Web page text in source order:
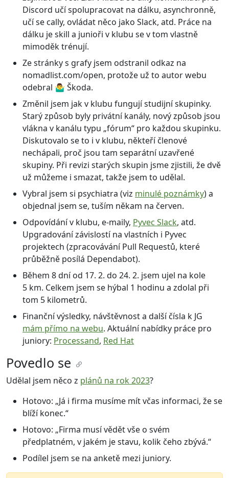
Discord učí spolupracovat na dálku, asynchronně,
učí se cally, ovládat něco jako Slack, atd. Práce na
dálku je skill a junioři v klubu se v tom vlastně
mimoděk trénují.
Ze stránky s grafy jsem odstranil odkaz na
nomadlist.com/open, protože už to autor webu
odebral 🤷‍♂️ Škoda.
Změnil jsem jak v klubu fungují studijní skupinky.
Starý způsob byly privátní kanály, nový způsob jsou
vlákna v kanálu typu „fórum“ pro každou skupinku.
Diskutovalo se to i v klubu, někteří členové
nechápali, proč jsou tam separátní uzavřené
skupiny. Při revizi starých skupin jsme zjistili, že dvě
už můžeme i smazat, takže jsem to udělal.
Vybral jsem si psychiatra (viz minulé poznámky) a
objednal jsem se, tuším někam na červen.
Odpovídání v klubu, e-maily, Pyvec Slack, atd.
Upgradování závislostí na vlastních i Pyvec
projektech (zpracovávání Pull Requestů, které
průběžně posílá Dependabot).
Během 8 dní od 17. 2. do 24. 2. jsem ujel na kole
5 km. Celkem jsem se hýbal 1 hodinu a zdolal při
tom 5 kilometrů.
Finanční výsledky, návštěvnost a další čísla k JG
mám přímo na webu. Aktuální nabídky práce pro
juniory: Processand, Red Hat
Povedlo se
Udělal jsem něco z plánů na rok 2023?
Hotovo: „Já i firma musíme mít včas informaci, že se
blíží konec.“
Hotovo: „Firma musí vědět vše o svém
předplatném, v jakém je stavu, kolik čeho zbývá.“
Podílel jsem se na anketě mezi juniory.